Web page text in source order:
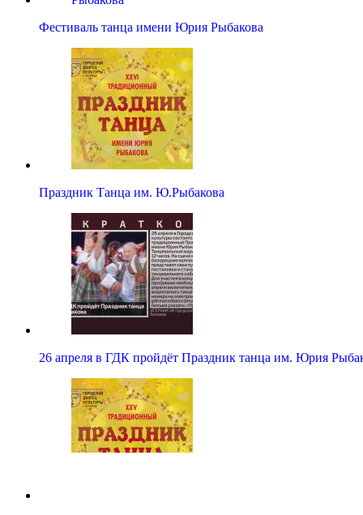
Фестиваль танца имени Юрия Рыбакова
Праздник Танца им. Ю.Рыбакова
26 апреля в ГДК пройдёт Праздник танца им. Юрия